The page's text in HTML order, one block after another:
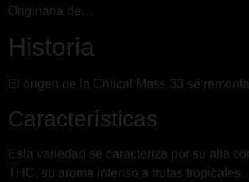
Originaria de…
Historia
El origen de la Critical Mass 33 se
Características
Esta variedad se caracteriza por su alta
THC, su aroma intenso a frutas